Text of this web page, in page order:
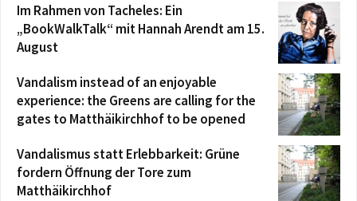
Im Rahmen von Tacheles: Ein
„BookWalkTalk“ mit Hannah Arendt am 15.
August
Vandalism instead of an enjoyable
experience: the Greens are calling for the
gates to Matthäikirchhof to be opened
Vandalismus statt Erlebbarkeit: Grüne
fordern Öffnung der Tore zum
Matthäikirchhof